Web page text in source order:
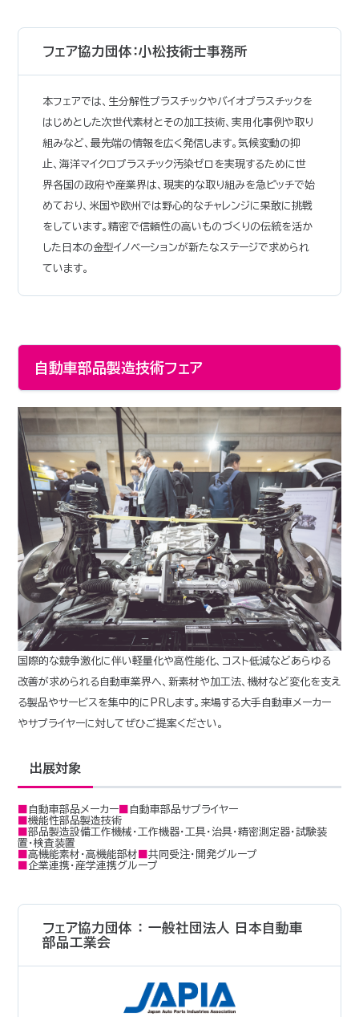
フェア協力団体：小松技術士事務所
本フェアでは、生分解性プラスチックやバイオプラスチックを
はじめとした次世代素材とその加工技術、実用化事例や取り
組みなど、最先端の情報を広く発信します。気候変動の抑
止、海洋マイクロプラスチック汚染ゼロを実現するために世
界各国の政府や産業界は、現実的な取り組みを急ピッチで始
めており、米国や欧州では野心的なチャレンジに果敢に挑戦
をしています。精密で信頼性の高いものづくりの伝統を活か
した日本の金型イノベーションが新たなステージで求められ
ています。
自動車部品製造技術フェア
国際的な競争激化に伴い軽量化や高性能化、コスト低減などあらゆる
改善が求められる自動車業界へ、新素材や加工法、機材など変化を支え
る製品やサービスを集中的にPRします。来場する大手自動車メーカー
やサプライヤーに対してぜひご提案ください。
出展対象
■自動車部品メーカー
■自動車部品サプライヤー
■機能性部品製造技術
■部品製造設備工作機械・工作機器・工具・治具・精密測定器・試験装
置・検査装置
■高機能素材・高機能部材
■共同受注・開発グループ
■企業連携・産学連携グループ
フェア協力団体 ： 一般社団法人 日本自動車
部品工業会